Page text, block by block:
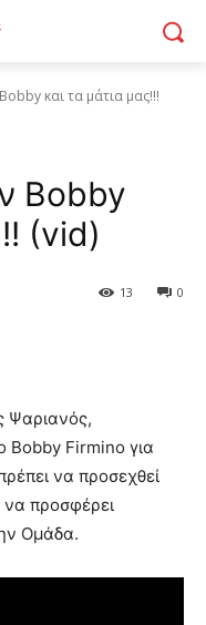
και τα μάτια μας!!!
Bobby
(vid)
0
13
Ψαριανός,
Bobby Firmino για
να προσεχθεί
να προσφέρει
Ομάδα.